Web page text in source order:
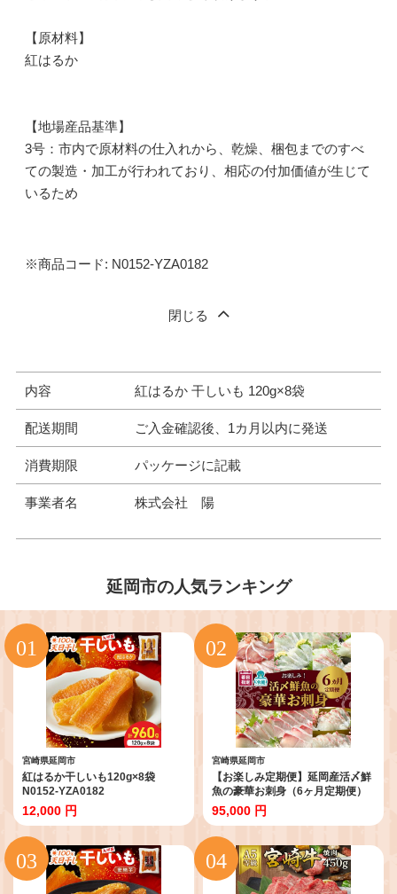
【原材料】
紅はるか
【地場産品基準】
3号：市内で原材料の仕入れから、乾燥、梱包までのすべ
ての製造・加工が行われており、相応の付加価値が生じて
いるため
※商品コード: N0152-YZA0182
閉じる
内容 紅はるか 干しいも 120g×8袋
配送期間 ご入金確認後、1カ月以内に発送
消費期限 パッケージに記載
事業者名 株式会社 陽
延岡市の人気ランキング
宮崎県延岡市
紅はるか干しいも120g×8袋
N0152-YZA0182
12,000 円
宮崎県延岡市
【お楽しみ定期便】延岡産活〆鮮
魚の豪華お刺身（6ヶ月定期便）
N019-YF073
95,000 円